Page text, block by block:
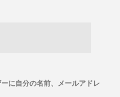
に自分の名前、メールアドレ